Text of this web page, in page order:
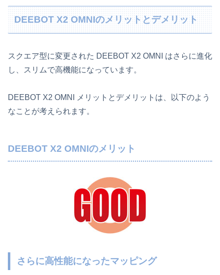
DEEBOT X2 OMNIのメリットとデメリット
スクエア型に変更された DEEBOT X2 OMNI はさらに進化
し、スリムで高機能になっています。
DEEBOT X2 OMNI メリットとデメリットは、以下のよう
なことが考えられます。
DEEBOT X2 OMNIのメリット
さらに高性能になったマッピング